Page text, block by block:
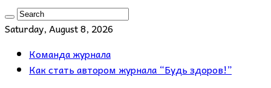
Saturday, August 8, 2026
Команда журнала
Как стать автором журнала “Будь здоров!”